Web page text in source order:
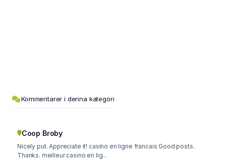
Kommentarer i denna kategori
Coop Broby
Nicely put. Appreciate it! casino en ligne francais Good posts.
Thanks. meilleur casino en lig...